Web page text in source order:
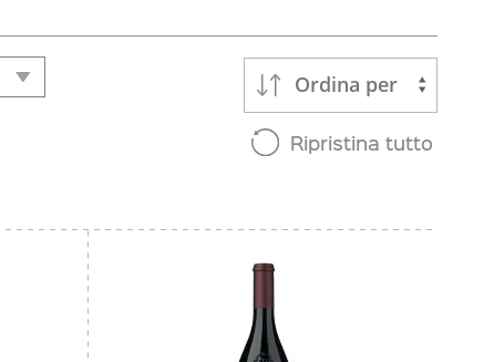
Ordina per
Ripristina tutto